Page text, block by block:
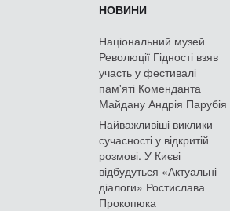
НОВИНИ
Національний музей
Революції Гідності взяв
участь у фестивалі
пам'яті Коменданта
Майдану Андрія Парубія
Найважливіші виклики
сучасності у відкритій
розмові. У Києві
відбудуться «Актуальні
діалоги» Ростислава
Прокопюка